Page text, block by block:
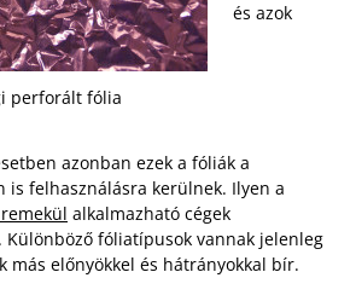
perforált fólia
és azok
azonban ezek a fóliák a
is felhasználásra kerülnek. Ilyen a
alkalmazható cégek
fóliatípusok vannak jelenleg
más előnyökkel és hátrányokkal bír.